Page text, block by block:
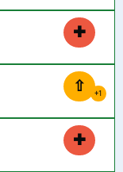
✚
⇧ +1
✚